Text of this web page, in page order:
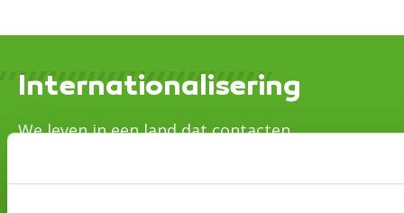
Internationalisering
We leven in een land dat contacten
de hele wereld. Dichtbij, vlak over de grens,